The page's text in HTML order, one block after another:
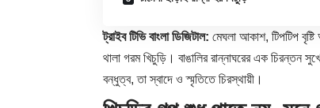
ট্রাইব টিভি বাংলা ডিজিটাল: মেঘলা আকাশ, টিপটিপ
থালা গরম খিচুড়ি। বাঙালির রান্নাঘরের এক চিরন্তন
বন্ধুত্ব, তা স্বাদে ও স্মৃতিতে চিরস্থায়ী।